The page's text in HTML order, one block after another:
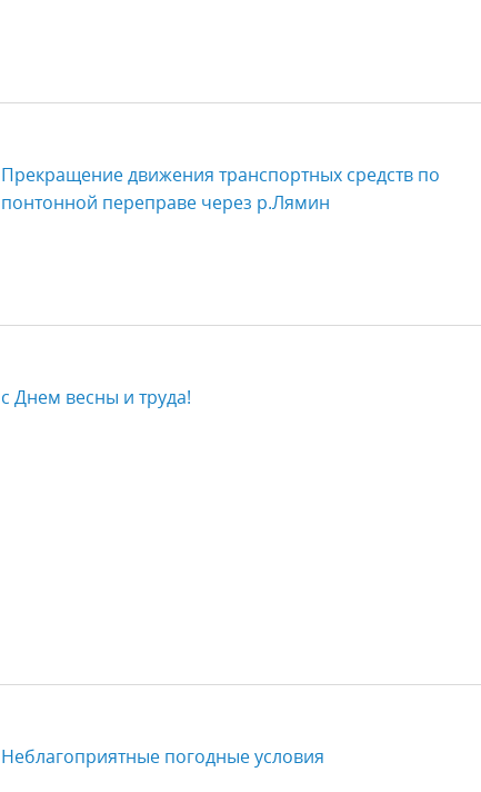
Прекращение движения транспортных средств по
понтонной переправе через р.Лямин
с Днем весны и труда!
Неблагоприятные погодные условия